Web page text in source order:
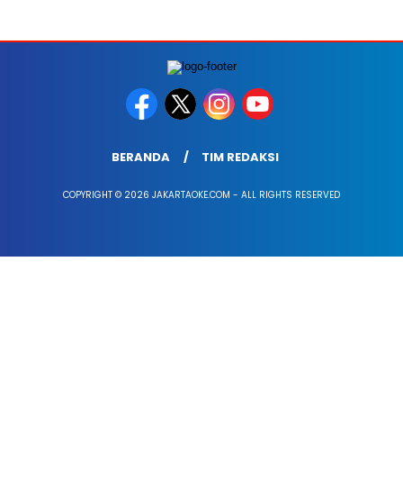
BERANDA TIM REDAKSI
COPYRIGHT © 2026 JAKARTAOKE.COM - ALL RIGHTS RESERVED